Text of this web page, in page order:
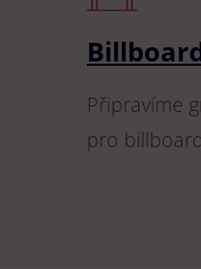
Připravíme
pro